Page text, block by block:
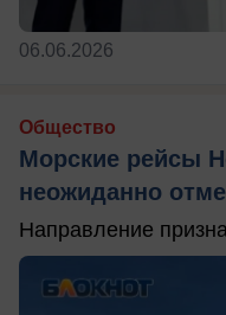
06.06.2026
Общество
Морские рейсы
неожиданно
Направление